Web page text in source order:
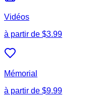
Vidéos
à partir de $3.99
Mémorial
à partir de $9.99